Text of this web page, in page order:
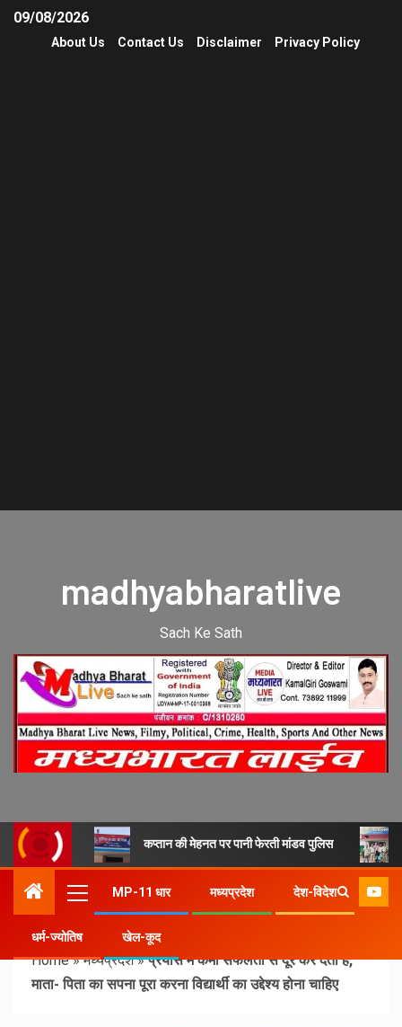
09/08/2026
About Us Contact Us Disclaimer Privacy Policy
madhyabharatlive
Sach Ke Sath
कप्तान की मेहनत पर पानी फेरती मांडव पुलिस
MP-11 धार मध्यप्रदेश देश-विदेश
धर्म-ज्योतिष खेल-कूद
Home»मध्यप्रदेश»प्रयास में कमी सफलता से दूर कर देती है,
माता- पिता का सपना पूरा करना विद्यार्थी का उद्देश्य होना चाहिए